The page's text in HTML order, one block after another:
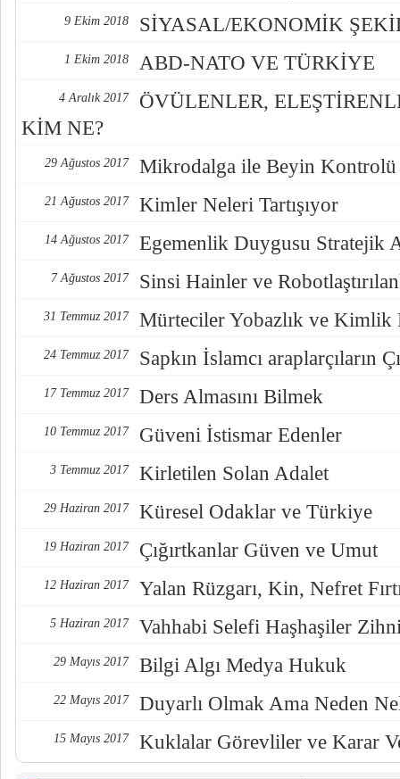
9 Ekim 2018 SİYASAL/EKONOMİK
1 Ekim 2018 ABD-NATO VE TÜRKİYE
4 Aralık 2017
ÖVÜLENLER,
KİM NE?
29 Ağustos 2017 Mikrodalga ile Beyin Kontrolü
21 Ağustos 2017 Kimler Neleri Tartışıyor
14 Ağustos 2017 Egemenlik Duygusu Stratejik
7 Ağustos 2017 Sinsi Hainler ve
31 Temmuz 2017 Mürteciler Yobazlık ve Kimlik
24 Temmuz 2017 Sapkın İslamcı araplarçıların
17 Temmuz 2017 Ders Almasını Bilmek
10 Temmuz 2017 Güveni İstismar Edenler
3 Temmuz 2017 Kirletilen Solan Adalet
29 Haziran 2017 Küresel Odaklar ve Türkiye
19 Haziran 2017 Çığırtkanlar Güven ve Umut
12 Haziran 2017 Yalan Rüzgarı, Kin, Nefret
5 Haziran 2017 Vahhabi Selefi Haşhaşiler
29 Mayıs 2017 Bilgi Algı Medya Hukuk
22 Mayıs 2017 Duyarlı Olmak Ama Neden
15 Mayıs 2017 Kuklalar Görevliler ve Karar